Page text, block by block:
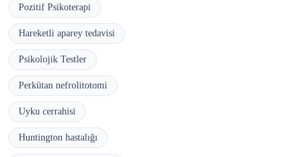
Pozitif Psikoterapi
Hareketli aparey tedavisi
Psikolojik Testler
Perkütan nefrolitotomi
Uyku cerrahisi
Huntington hastalığı